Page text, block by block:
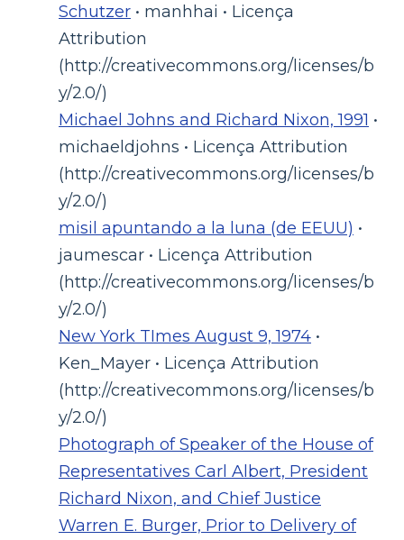
Schutzer • manhhai • Licença
Attribution
(http://creativecommons.org/licenses/b
y/2.0/)
Michael Johns and Richard Nixon, 1991 •
michaeldjohns • Licença Attribution
(http://creativecommons.org/licenses/b
y/2.0/)
misil apuntando a la luna (de EEUU) •
jaumescar • Licença Attribution
(http://creativecommons.org/licenses/b
y/2.0/)
New York TImes August 9, 1974 •
Ken_Mayer • Licença Attribution
(http://creativecommons.org/licenses/b
y/2.0/)
Photograph of Speaker of the House of
Representatives Carl Albert, President
Richard Nixon, and Chief Justice
Warren E. Burger, Prior to Delivery of